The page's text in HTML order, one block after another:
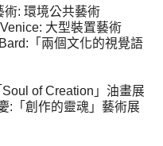
術: 環境公共藝術
大型裝置藝術
「兩個文化的視覺語
of Creation」油畫展
:「創作的靈魂」藝術展